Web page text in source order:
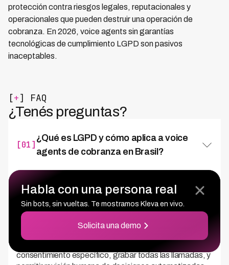
protección contra riesgos legales, reputacionales y
operacionales que pueden destruir una operación de
cobranza. En 2026, voice agents sin garantías
tecnológicas de cumplimiento LGPD son pasivos
inaceptables.
[+] FAQ
¿Tenés preguntas?
[01]
¿Qué es LGPD y cómo aplica a voice
agents de cobranza en Brasil?
13.709/2018) es la normativa brasileña de protección de
datos personales que regula cualquier tratamiento de
información personal, incluyendo voice agents que
procesan nombre, CPF, teléfonos y datos de deuda
durante llamadas de cobranza. Los voice agents deben
consentimiento específico, grabar todas las llamadas, y
Habla con una persona real
Sin bots, sin vueltas. Te mostramos Kleva en vivo.
Solicita una demo